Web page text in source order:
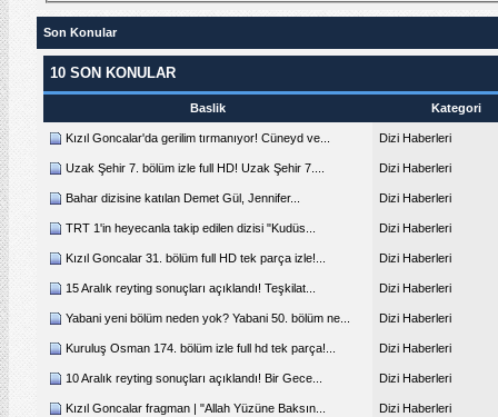
Son Konular
10 SON KONULAR
Baslik Kategori
Kızıl Goncalar'da gerilim tırmanıyor! Cüneyd ve... Dizi Haberleri
Uzak Şehir 7. bölüm izle full HD! Uzak Şehir 7.... Dizi Haberleri
Bahar dizisine katılan Demet Gül, Jennifer... Dizi Haberleri
TRT 1'in heyecanla takip edilen dizisi "Kudüs... Dizi Haberleri
Kızıl Goncalar 31. bölüm full HD tek parça izle!... Dizi Haberleri
15 Aralık reyting sonuçları açıklandı! Teşkilat... Dizi Haberleri
Yabani yeni bölüm neden yok? Yabani 50. bölüm ne... Dizi Haberleri
Kuruluş Osman 174. bölüm izle full hd tek parça!... Dizi Haberleri
10 Aralık reyting sonuçları açıklandı! Bir Gece... Dizi Haberleri
Kızıl Goncalar fragman | "Allah Yüzüne Baksın... Dizi Haberleri